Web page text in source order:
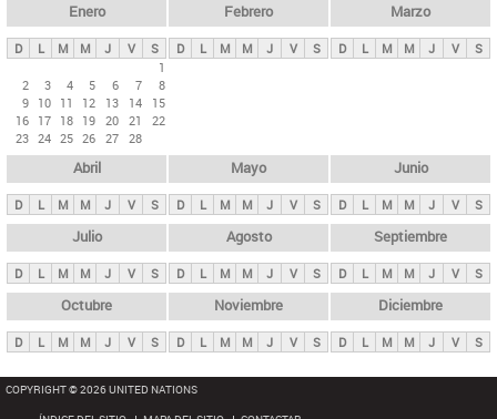
ds
p
n
i
p
a
l
s
Enero
D L M M J V
S
1
2
3 4 5 6 7
8
9 10 11 12 13 14
15
16 17 18 19 20 21
22
23 24 25 26 27 28
Febrero
D L M M J V S
Marzo
D L M M J V S
Abril
D L M M J V S
Mayo
D L M M J V S
Junio
D L M M J V S
Julio
D L M M J V S
Agosto
D L M M J V S
Septiembre
D L M M J V S
Octubre
D L M M J V S
Noviembre
D L M M J V S
Diciembre
D L M M J V S
COPYRIGHT © 2026 UNITED NATIONS